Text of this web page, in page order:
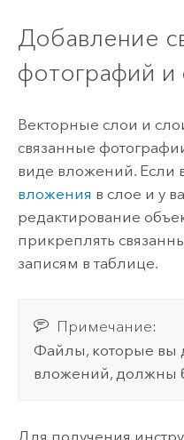
Добавление
фотографий и
Векторные слои и
связанные
виде вложений. Если
вложения в слое и у
редактирование
прикреплять
записям в таблице.
Примечание:
Файлы, которые вы
вложений, должны
Для получения